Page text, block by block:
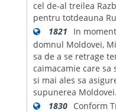
cel de-al treilea
pentru totdeauna
1821
In
domnul Moldovei,
sa de a se retrage
caimacamie care
si mai ales sa
supunerea Moldovei.
1830 Conform